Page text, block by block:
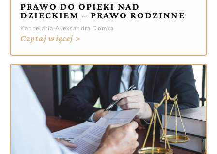
PRAWO DO OPIEKI NAD
DZIECKIEM – PRAWO RODZINNE
Kancelaria Aleksandra Domka
Czytaj więcej >